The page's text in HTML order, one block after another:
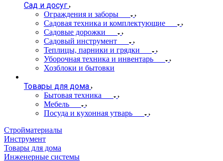
Сад и досуг
Ограждения и заборы
Садовая техника и комплектующие
Садовые дорожки
Садовый инструмент
Теплицы, парники и грядки
Уборочная техника и инвентарь
Хозблоки и бытовки
Товары для дома
Бытовая техника
Мебель
Посуда и кухонная утварь
Стройматериалы
Инструмент
Товары для дома
Инженерные системы